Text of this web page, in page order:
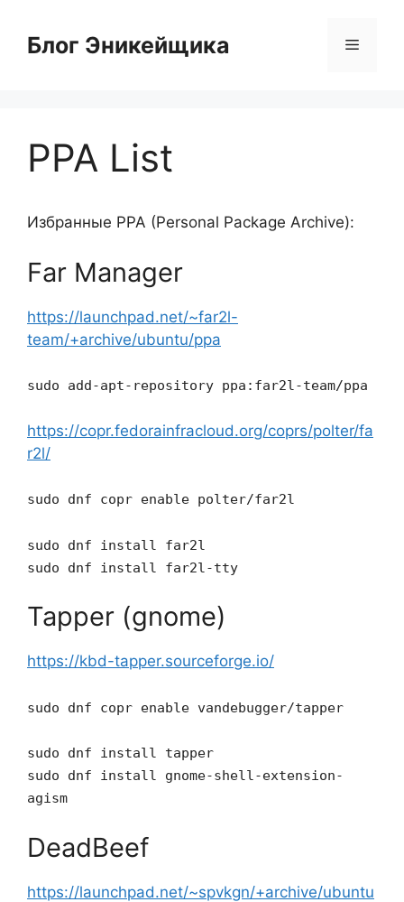
содержимому
Блог Эникейщика Меню
PPA List
Избранные PPA (Personal Package Archive):
Far Manager
https://launchpad.net/~far2l-
team/+archive/ubuntu/ppa
sudo add-apt-repository ppa:far2l-team/ppa
https://copr.fedorainfracloud.org/coprs/polter/fa
r2l/
sudo dnf copr enable polter/far2l
sudo dnf install far2l
sudo dnf install far2l-tty
Tapper (gnome)
https://kbd-tapper.sourceforge.io/
sudo dnf copr enable vandebugger/tapper
sudo dnf install tapper
sudo dnf install gnome-shell-extension-
agism
DeadBeef
https://launchpad.net/~spvkgn/+archive/ubuntu